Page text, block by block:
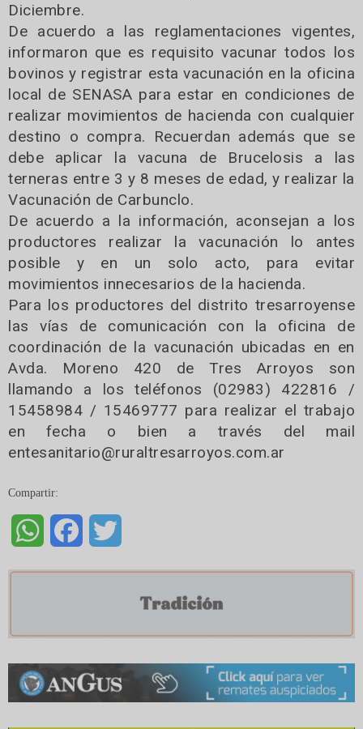
Diciembre.
De acuerdo a las reglamentaciones vigentes,
informaron que es requisito vacunar todos los
bovinos y registrar esta vacunación en la oficina
local de SENASA para estar en condiciones de
realizar movimientos de hacienda con cualquier
destino o compra. Recuerdan además que se
debe aplicar la vacuna de Brucelosis a las
terneras entre 3 y 8 meses de edad, y realizar la
Vacunación de Carbunclo.
De acuerdo a la información, aconsejan a los
productores realizar la vacunación lo antes
posible y en un solo acto, para evitar
movimientos innecesarios de la hacienda.
Para los productores del distrito tresarroyense
las vías de comunicación con la oficina de
coordinación de la vacunación ubicadas en en
Avda. Moreno 420 de Tres Arroyos son
llamando a los teléfonos (02983) 422816 /
15458984 / 15469777 para realizar el trabajo
en fecha o bien a través del mail
entesanitario@ruraltresarroyos.com.ar
Compartir:
WhatsAppFacebook